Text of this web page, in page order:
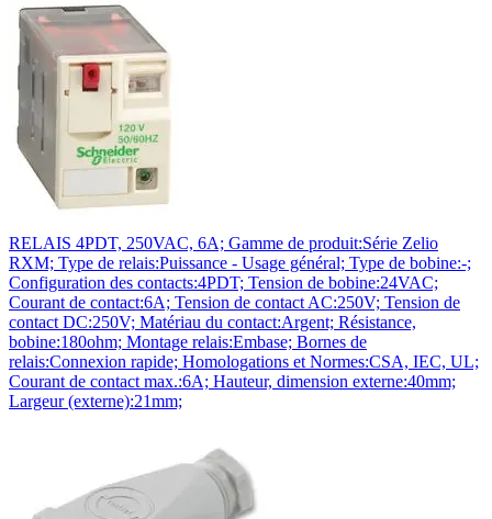
RELAIS 4PDT, 250VAC, 6A; Gamme de produit:Série Zelio
RXM; Type de relais:Puissance - Usage général; Type de bobine:-;
Configuration des contacts:4PDT; Tension de bobine:24VAC;
Courant de contact:6A; Tension de contact AC:250V; Tension de
contact DC:250V; Matériau du contact:Argent; Résistance,
bobine:180ohm; Montage relais:Embase; Bornes de
relais:Connexion rapide; Homologations et Normes:CSA, IEC, UL;
Courant de contact max.:6A; Hauteur, dimension externe:40mm;
Largeur (externe):21mm;